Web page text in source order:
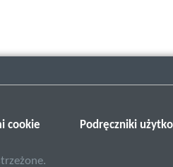
cookie Podręczniki